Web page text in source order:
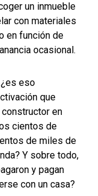
un inmueble
con materiales
en función de
ocasional.
eso
que
en
cientos de
de miles de
Y sobre todo,
y pagan
con un casa?